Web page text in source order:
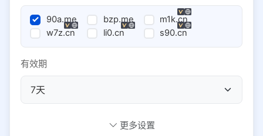
90a.me bzp.me
m1k.cn
w7z.cn
li0.cn s90.cn
有效期
更多设置